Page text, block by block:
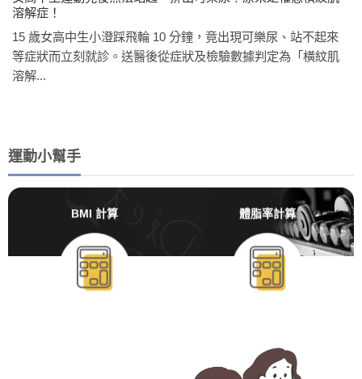
溶解症！
15 歲女高中生小澄踩飛輪 10 分鐘，竟出現可樂尿、站不起來
等症狀而立刻就診。送醫後從症狀及檢驗數據判定為「橫紋肌
溶解...
運動小幫手
BMI 計算 體脂率計算